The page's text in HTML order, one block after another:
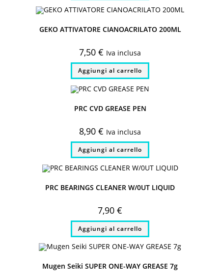
GEKO ATTIVATORE CIANOACRILATO 200ML
7,50 € Iva inclusa
Aggiungi al carrello
PRC CVD GREASE PEN
8,90 € Iva inclusa
Aggiungi al carrello
PRC BEARINGS CLEANER W/0UT LIQUID
7,90 €
Aggiungi al carrello
Mugen Seiki SUPER ONE-WAY GREASE 7g